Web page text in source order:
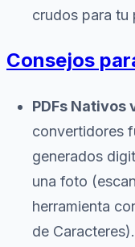
crudos para tu
Consejos
PDFs Nativos
convertidores
generados
una foto
herramienta
de Caracteres).